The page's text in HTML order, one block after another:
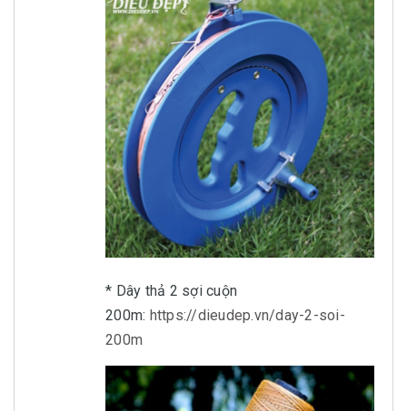
* Dây thả 2 sợi cuộn
200m: https://dieudep.vn/day-2-soi-
200m